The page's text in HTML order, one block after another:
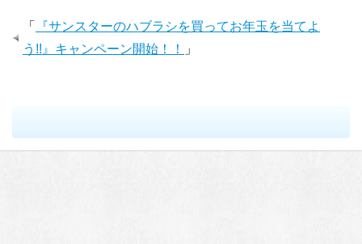
「
『サンスターのハブラシを買ってお年玉を当てよ
う!!』キャンペーン開始！！
」